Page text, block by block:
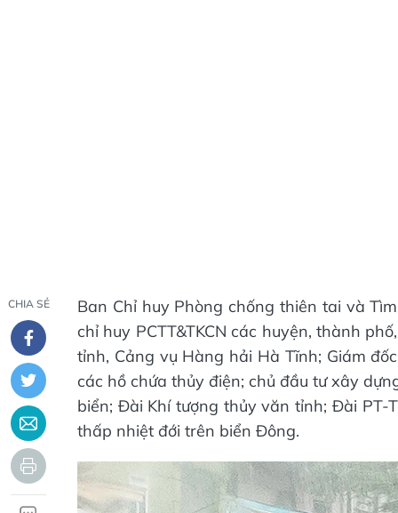
CHIA SẺ
Ban Chỉ huy Phòng chống thiên tai và
chỉ huy PCTT&TKCN các huyện, thành
tỉnh, Cảng vụ Hàng hải Hà Tĩnh; Giám
các hồ chứa thủy điện; chủ đầu tư xây
biển; Đài Khí tượng thủy văn tỉnh; Đài PT-
thấp nhiệt đới trên biển Đông.